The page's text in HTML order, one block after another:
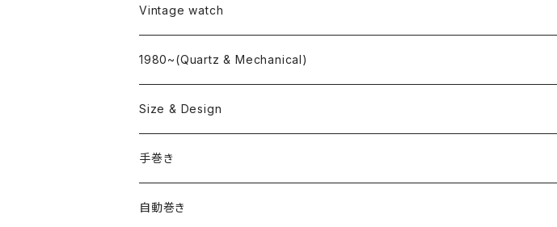
L o'clock
"delve"
Vintage watch
海外ブランド
OMEGA
ROLEX
国産ブランド
SEIKO
CITIZEN
1980~(Quartz & Mechanical)
Size & Design
~24.9mm
25mm~29.9mm
手巻き
自動巻き